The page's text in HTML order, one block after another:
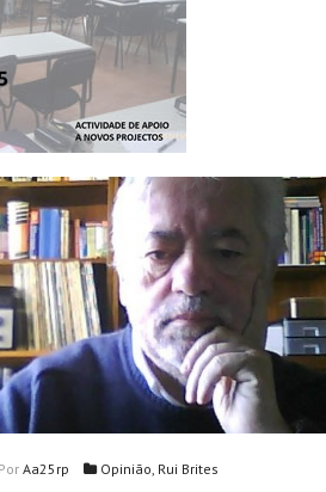
Por Aa25rp Opinião Rui Brites